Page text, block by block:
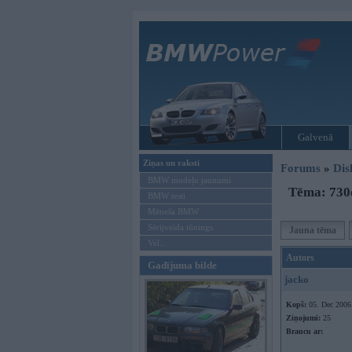
Galvenā
Ziņas un raksti
BMW modeļu jaunumi
BMW testi
Mēneša BMW
Sērijveida tūnings
Vel...
Gadījuma bilde
Forums »
Tēma:
Jauna tēma
Autors
jacko
Kopš: 05. Dec 2006
Ziņojumi: 25
Braucu ar: